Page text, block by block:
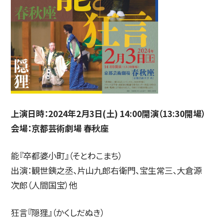
上演日時：2024年2月3日(土) 14:00開演（13:30開場）
会場：京都芸術劇場 春秋座
能『卒都婆小町』（そとわこまち）
出演：観世銕之丞、片山九郎右衛門、宝生常三、大倉源
次郎（人間国宝）他
狂言『隠狸』（かくしだぬき）